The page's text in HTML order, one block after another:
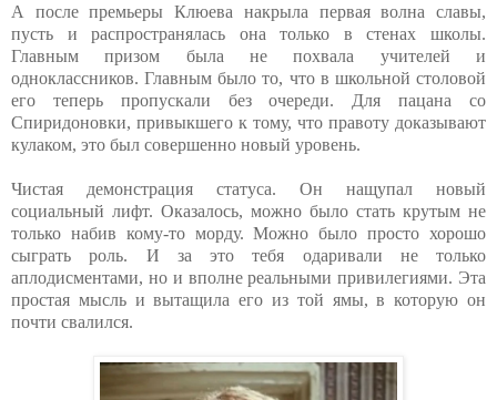
А после премьеры Клюева накрыла первая волна славы,
пусть и распространялась она только в стенах школы.
Главным призом была не похвала учителей и
одноклассников. Главным было то, что в школьной столовой
его теперь пропускали без очереди. Для пацана со
Спиридоновки, привыкшего к тому, что правоту доказывают
кулаком, это был совершенно новый уровень.
Чистая демонстрация статуса. Он нащупал новый
социальный лифт. Оказалось, можно было стать крутым не
только набив кому-то морду. Можно было просто хорошо
сыграть роль. И за это тебя одаривали не только
аплодисментами, но и вполне реальными привилегиями. Эта
простая мысль и вытащила его из той ямы, в которую он
почти свалился.